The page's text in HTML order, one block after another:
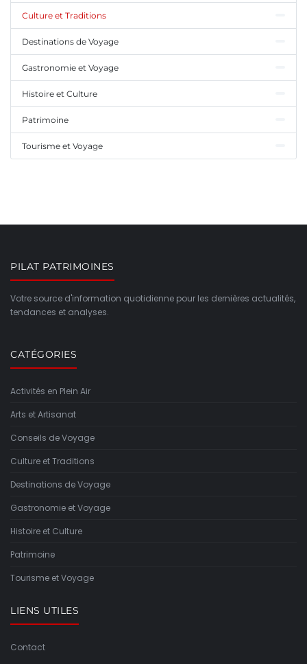
Culture et Traditions
Destinations de Voyage
Gastronomie et Voyage
Histoire et Culture
Patrimoine
Tourisme et Voyage
PILAT PATRIMOINES
Votre source d'information quotidienne pour les dernières actualités,
tendances et analyses.
CATÉGORIES
Activités en Plein Air
Arts et Artisanat
Conseils de Voyage
Culture et Traditions
Destinations de Voyage
Gastronomie et Voyage
Histoire et Culture
Patrimoine
Tourisme et Voyage
LIENS UTILES
Contact